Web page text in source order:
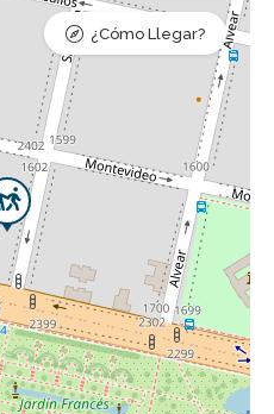
¿Cómo Llegar?